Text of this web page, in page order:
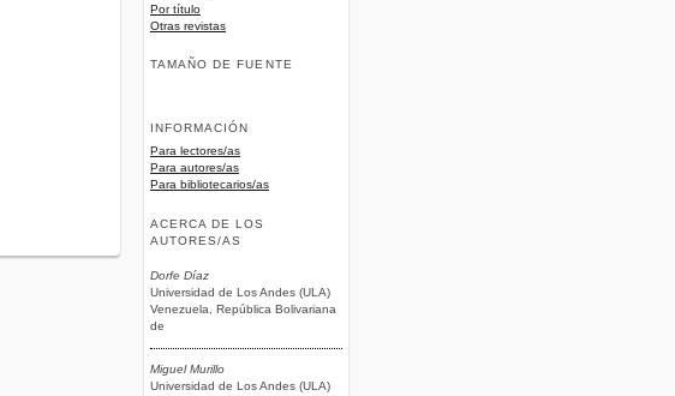
Por título
Otras revistas
TAMAÑO DE FUENTE
INFORMACIÓN
Para lectores/as
Para autores/as
Para bibliotecarios/as
ACERCA DE LOS
AUTORES/AS
Dorfe Díaz
Universidad de Los Andes (ULA)
Venezuela, República Bolivariana
de
Miguel Murillo
Universidad de Los Andes (ULA)